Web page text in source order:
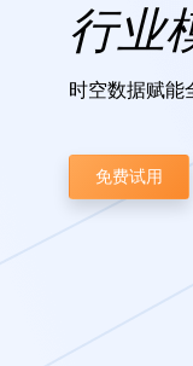
行业
时空数据赋能
免费试用